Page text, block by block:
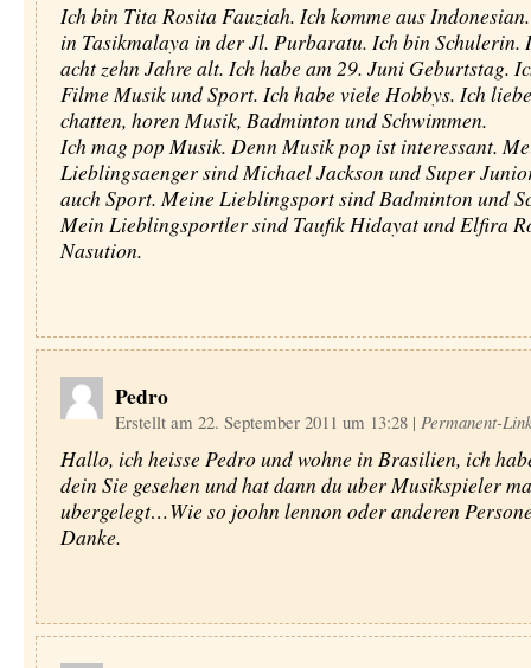
Ich bin Tita Rosita Fauziah. Ich komme aus
in Tasikmalaya in der Jl. Purbaratu. Ich bin Schulerin.
acht zehn Jahre alt. Ich habe am 29. Juni Geburtstag.
Filme Musik und Sport. Ich habe viele Hobbys. Ich
chatten, horen Musik, Badminton und Schwimmen.
Ich mag pop Musik. Denn Musik pop ist interessant.
Lieblingsaenger sind Michael Jackson und Super
auch Sport. Meine Lieblingsport sind Badminton und
Mein Lieblingsportler sind Taufik Hidayat und Elfira
Nasution.
Pedro
Erstellt am 22. September 2011 um 13:28 | Permanent-
Hallo, ich heisse Pedro und wohne in Brasilien, ich
dein Sie gesehen und hat dann du uber Musikspieler
ubergelegt…Wie so joohn lennon oder anderen
Danke.